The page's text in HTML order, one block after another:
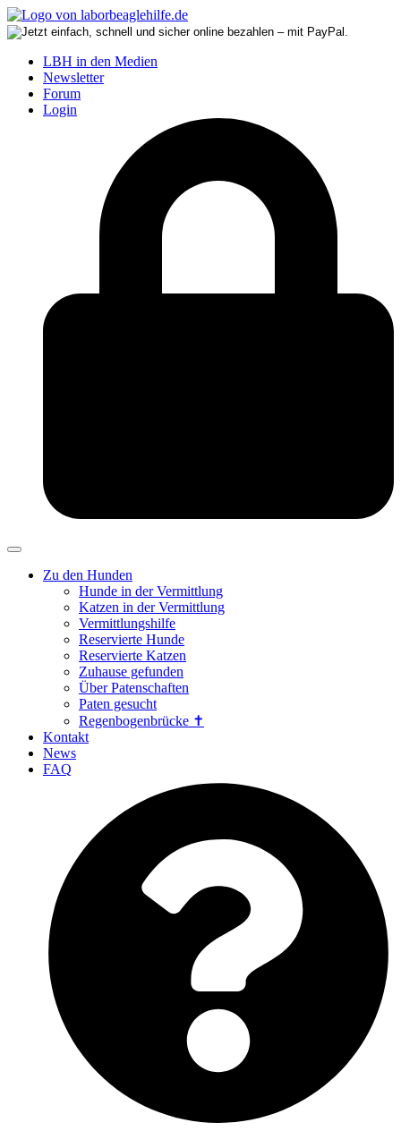
LBH in den Medien
Newsletter
Forum
Login
Zu den Hunden
Hunde in der Vermittlung
Katzen in der Vermittlung
Vermittlungshilfe
Reservierte Hunde
Reservierte Katzen
Zuhause gefunden
Über Patenschaften
Paten gesucht
Regenbogenbrücke ✝
Kontakt
News
FAQ